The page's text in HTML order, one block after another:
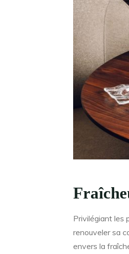
Privilégiant les
renouveler sa
envers la